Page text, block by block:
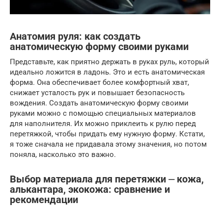
Анатомия руля: как создать
анатомическую форму своими руками
Представьте, как приятно держать в руках руль, который
идеально ложится в ладонь. Это и есть анатомическая
форма. Она обеспечивает более комфортный хват,
снижает усталость рук и повышает безопасность
вождения. Создать анатомическую форму своими
руками можно с помощью специальных материалов
для наполнителя. Их можно приклеить к рулю перед
перетяжкой, чтобы придать ему нужную форму. Кстати,
я тоже сначала не придавала этому значения, но потом
поняла, насколько это важно.
Выбор материала для перетяжки ⏤ кожа,
алькантара, экокожа: сравнение и
рекомендации